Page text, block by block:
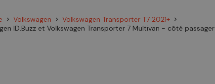
chevron_right Volkswagen chevron_right Volkswagen Transporter T7 2021+ chevron_right
ID.Buzz et Volkswagen Transporter 7 Multivan - côté passager